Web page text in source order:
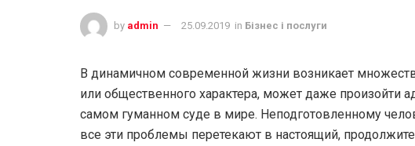
by admin 25.09.2019 in Бізнес і послуги
В динамичном современной жизни возникает
или общественного характера, может даже произойти
самом гуманном суде в мире. Неподготовленному
все эти проблемы перетекают в настоящий,